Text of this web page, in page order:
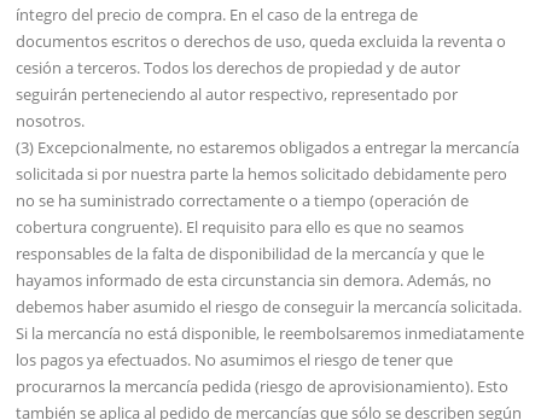
íntegro del precio de compra. En el caso de la entrega de
documentos escritos o derechos de uso, queda excluida la reventa o
cesión a terceros. Todos los derechos de propiedad y de autor
seguirán perteneciendo al autor respectivo, representado por
nosotros.
(3) Excepcionalmente, no estaremos obligados a entregar la mercancía
solicitada si por nuestra parte la hemos solicitado debidamente pero
no se ha suministrado correctamente o a tiempo (operación de
cobertura congruente). El requisito para ello es que no seamos
responsables de la falta de disponibilidad de la mercancía y que le
hayamos informado de esta circunstancia sin demora. Además, no
debemos haber asumido el riesgo de conseguir la mercancía solicitada.
Si la mercancía no está disponible, le reembolsaremos inmediatamente
los pagos ya efectuados. No asumimos el riesgo de tener que
procurarnos la mercancía pedida (riesgo de aprovisionamiento). Esto
también se aplica al pedido de mercancías que sólo se describen según